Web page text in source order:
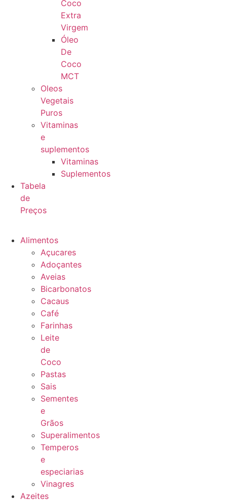
Coco
Extra
Virgem
Óleo
De
Coco
MCT
Oleos
Vegetais
Puros
Vitaminas
e
suplementos
Vitaminas
Suplementos
Tabela
de
Preços
Alimentos
Açucares
Adoçantes
Aveias
Bicarbonatos
Cacaus
Café
Farinhas
Leite
de
Coco
Pastas
Sais
Sementes
e
Grãos
Superalimentos
Temperos
e
especiarias
Vinagres
Azeites